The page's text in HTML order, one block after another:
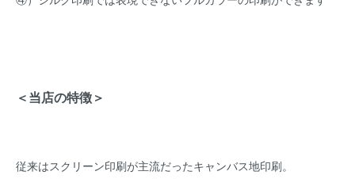
＜当店の特徴＞
従来はスクリーン印刷が主流だったキャンバス地印刷。